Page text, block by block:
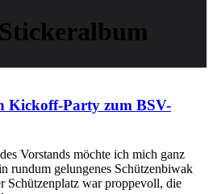
Stickeralbum
Kickoff-Party zum BSV-
Vorstands möchte ich mich ganz
rundum gelungenes Schützenbiwak
Schützenplatz war proppevoll, die